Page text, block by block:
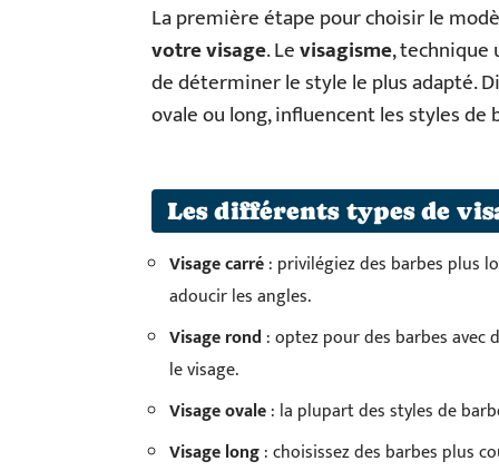
La première étape pour choisir le
votre visage. Levisagisme, technique
de déterminer le style le plus adapté.
ovale ou long, influencent les styles de
Les différents types de
Visage carré: privilégiez des barbes plus
adoucir les angles.
Visage rond : optez pour des barbes
le visage.
Visage ovale: la plupart des styles de
Visage long: choisissez des barbes plus